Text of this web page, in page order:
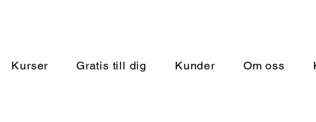
Kurser Gratis till dig Kunder Om oss